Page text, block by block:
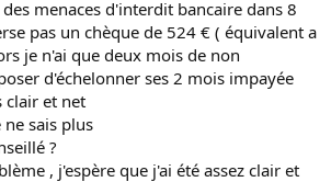
menaces d'interdit bancaire dans 8
pas un chèque de 524 € ( équivalent a
je n'ai que deux mois de non
d'échelonner ses 2 mois impayée
clair et net
sais plus
?
, j'espère que j'ai été assez clair et